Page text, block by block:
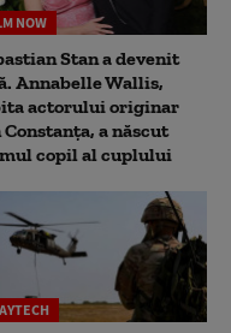
NOW
Stan a devenit
Annabelle Wallis,
actorului originar
a născut
copil al cuplului